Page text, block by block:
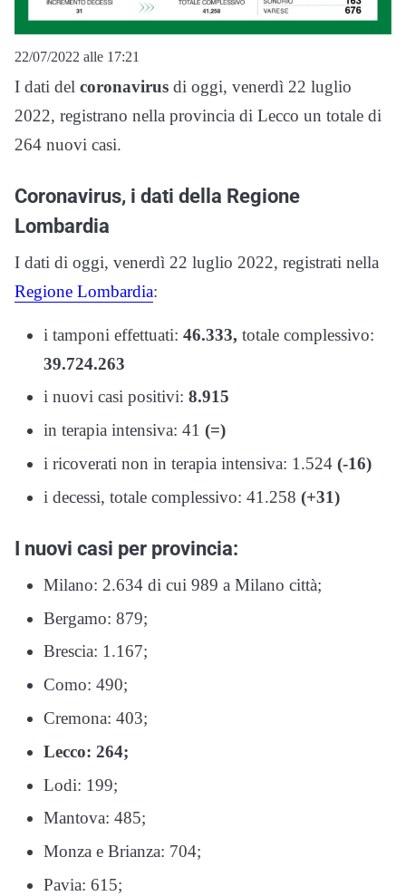
22/07/2022 alle 17:21
I dati del coronavirus di oggi, venerdì 22 luglio
2022, registrano nella provincia di Lecco un totale di
264 nuovi casi.
Coronavirus, i dati della Regione
Lombardia
I dati di oggi, venerdì 22 luglio 2022, registrati nella
Regione Lombardia:
i tamponi effettuati: 46.333, totale complessivo:
39.724.263
i nuovi casi positivi: 8.915
in terapia intensiva: 41 (=)
i ricoverati non in terapia intensiva: 1.524 (-16)
i decessi, totale complessivo: 41.258 (+31)
I nuovi casi per provincia:
Milano: 2.634 di cui 989 a Milano città;
Bergamo: 879;
Brescia: 1.167;
Como: 490;
Cremona: 403;
Lecco: 264;
Lodi: 199;
Mantova: 485;
Monza e Brianza: 704;
Pavia: 615;